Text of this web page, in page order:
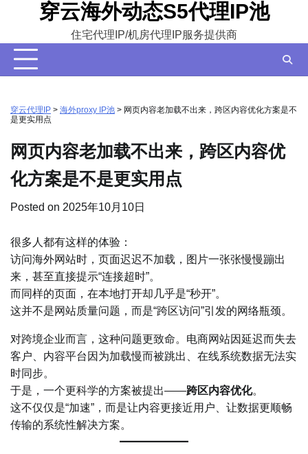
content
穿云海外动态S5代理IP池
住宅代理IP/机房代理IP服务提供商
穿云代理IP > 海外proxy IP池 > 网页内容老加载不出来，跨区内容优化方案是不
是更实用点
网页内容老加载不出来，跨区内容优
化方案是不是更实用点
Posted on 2025年10月10日
很多人都有这样的体验：
访问海外网站时，页面迟迟不加载，图片一张张慢慢蹦出
来，甚至直接提示“连接超时”。
而同样的页面，在本地打开却几乎是“秒开”。
这并不是网站质量问题，而是“跨区访问”引发的网络瓶颈。
对跨境企业而言，这种问题更致命。电商网站因延迟而失去
客户、内容平台因为加载慢而被跳出、在线系统数据无法实
时同步。
于是，一个更科学的方案被提出——跨区内容优化。
这不仅仅是“加速”，而是让内容更接近用户、让数据更顺畅
传输的系统性解决方案。